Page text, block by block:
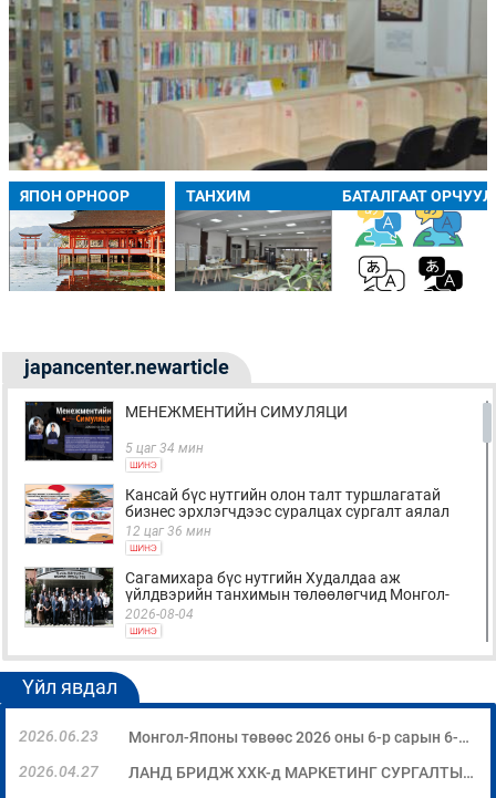
ЯПОН ОРНООР ТАНХИМ БАТАЛГААТ
japancenter.newarticle
МЕНЕЖМЕНТИЙН СИМУЛЯЦИ
5 цаг 34 мин
Кансай бүс нутгийн олон талт туршлагатай
бизнес эрхлэгчдээс суралцах сургалт аялал
12 цаг 36 мин
Сагамихара бүс нутгийн Худалдаа аж
үйлдвэрийн танхимын төлөөлөгчид Монгол-
Японы Хүний Нөөцийн Хөгжлийн Төв (MOJC)-
д зочиллоо
2026-08-04
"БИЗНЕС БА ХҮНИЙ ЭРХ" Нээлттэй
семинарын бүртгэл эхэллээ
2026-07-28
Global Value Chain Бизнесийн практик сургалт
2026-07-24
Үйл явдал
2026.06.23
Монгол-Японы төвөөс 2026 оны 6-р сарын 6-ны өдөр “Төслийн менежмент” сэдэвт суурь мэдлэгийн сургалтыг зохион байгууллаа
2026.04.27
ЛАНД БРИДЖ ХХК-д МАРКЕТИНГ СУРГАЛТЫГ ЗОХИОН БАЙГУУЛЛАА.